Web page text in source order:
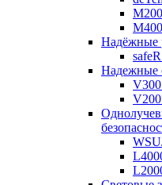
Надёжные
Надежные